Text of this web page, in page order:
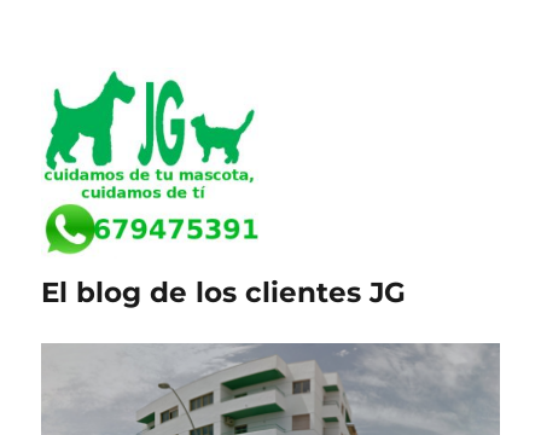
El blog de los clientes JG